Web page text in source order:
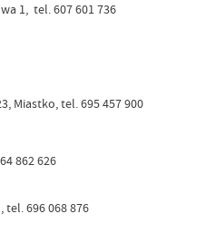
1, tel. 607 601 736
Miastko, tel. 695 457 900
862 626
tel. 696 068 876